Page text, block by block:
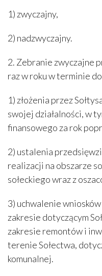
1) zwyczajny,
2) nadzwyczajny.
2. Zebranie zwyczajne
raz w roku w terminie
1) złożenia przez
swojej działalności, w
finansowego za rok
2) ustalenia
realizacji na obszarze
sołeckiego wraz z
3) uchwalenie
zakresie dotyczącym
zakresie remontów i
terenie Sołectwa,
komunalnej.